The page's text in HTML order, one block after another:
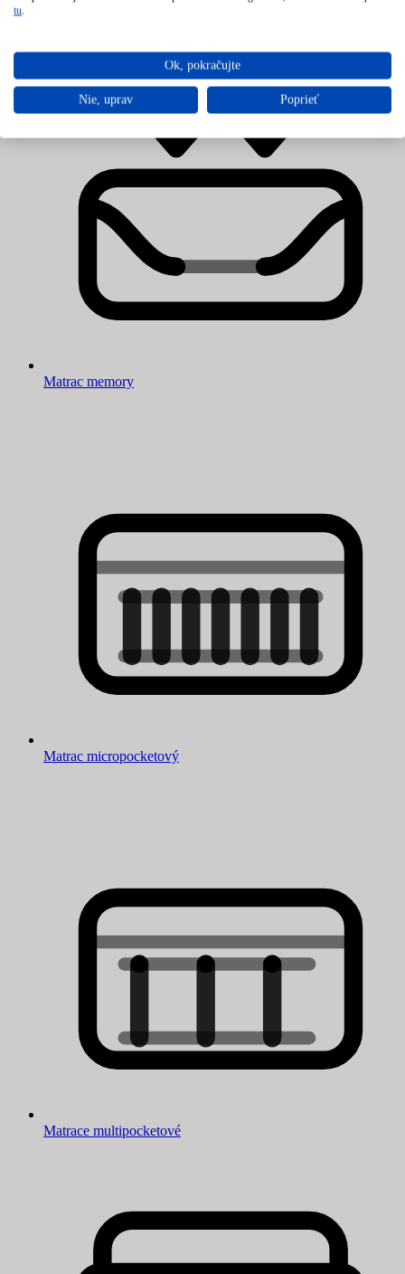
Lacný matrac
Matrac memory
Matrac micropocketový
Matrace multipocketové
tu.
Ok, pokračujte
Nie, uprav Poprieť